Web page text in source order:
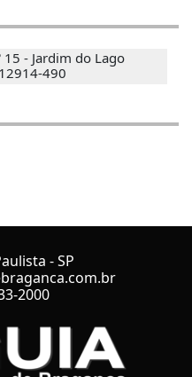
- Jardim do Lago
490
- SP
2000